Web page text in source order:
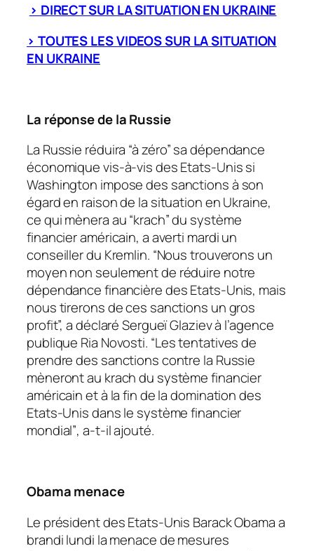
> DIRECT SUR LA SITUATION EN UKRAINE
> TOUTES LES VIDEOS SUR LA SITUATION
EN UKRAINE
La réponse de la Russie
La Russie réduira “à zéro”sa dépendance
économique vis-à-vis des Etats-Unis si
Washington impose des sanctions à son
égard en raison de la situation en Ukraine,
ce qui mènera au “krach” du système
financier américain, a averti mardi un
conseiller du Kremlin. “Nous trouverons un
moyen non seulement de réduire notre
dépendance financière des Etats-Unis, mais
nous tirerons de ces sanctions un gros
profit”, a déclaré Sergueï Glaziev à l’agence
publique Ria Novosti. “Les tentatives de
prendre des sanctions contre la Russie
mèneront au krach du système financier
américain et à la fin de la domination des
Etats-Unis dans le système financier
mondial”, a-t-il ajouté.
Obama menace
Le président des Etats-Unis Barack Obama a
brandi lundi la menace de mesures